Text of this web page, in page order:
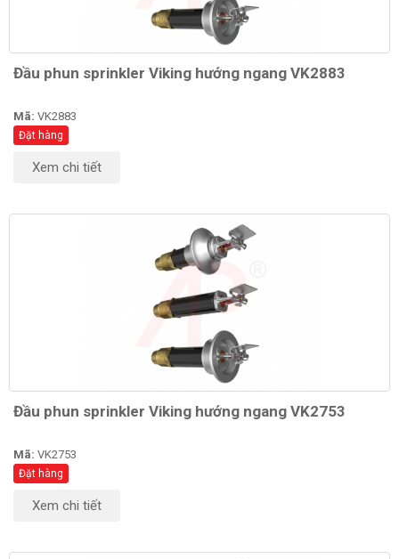
Đầu phun sprinkler Viking hướng ngang VK2883
Mã: VK2883
Đặt hàng
Xem chi tiết
Đầu phun sprinkler Viking hướng ngang VK2753
Mã: VK2753
Đặt hàng
Xem chi tiết